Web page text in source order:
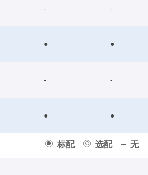
标配 选配 无
- -
● ●
- -
● ●